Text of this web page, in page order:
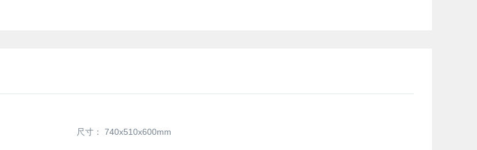
尺寸： 740x510x600mm